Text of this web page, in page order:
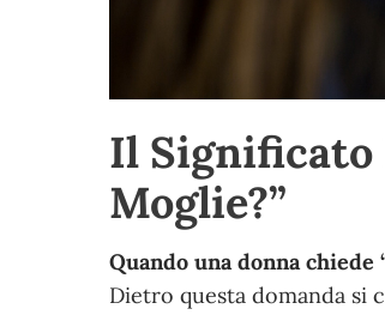
Il Significato
Moglie?”
Quando una donna chiede
Dietro questa domanda si